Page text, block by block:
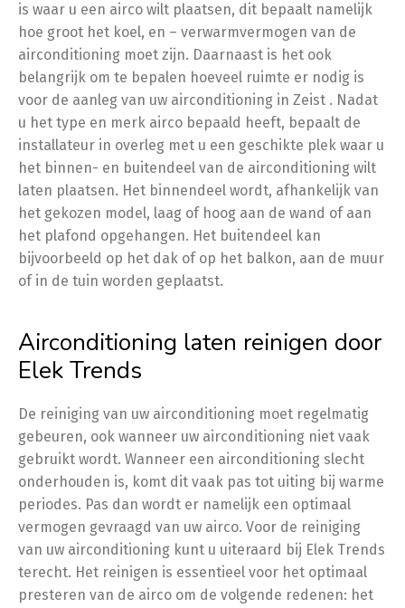
is waar u een airco wilt plaatsen, dit bepaalt namelijk
hoe groot het koel, en – verwarmvermogen van de
airconditioning moet zijn. Daarnaast is het ook
belangrijk om te bepalen hoeveel ruimte er nodig is
voor de aanleg van uw airconditioning in Zeist . Nadat
u het type en merk airco bepaald heeft, bepaalt de
installateur in overleg met u een geschikte plek waar u
het binnen- en buitendeel van de airconditioning wilt
laten plaatsen. Het binnendeel wordt, afhankelijk van
het gekozen model, laag of hoog aan de wand of aan
het plafond opgehangen. Het buitendeel kan
bijvoorbeeld op het dak of op het balkon, aan de muur
of in de tuin worden geplaatst.
Airconditioning laten reinigen door
Elek Trends
De reiniging van uw airconditioning moet regelmatig
gebeuren, ook wanneer uw airconditioning niet vaak
gebruikt wordt. Wanneer een airconditioning slecht
onderhouden is, komt dit vaak pas tot uiting bij warme
periodes. Pas dan wordt er namelijk een optimaal
vermogen gevraagd van uw airco. Voor de reiniging
van uw airconditioning kunt u uiteraard bij Elek Trends
terecht. Het reinigen is essentieel voor het optimaal
presteren van de airco om de volgende redenen: het